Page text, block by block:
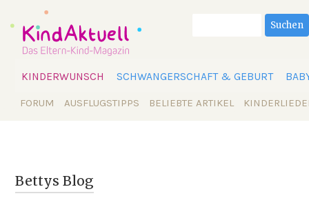
überspringen
KINDERWUNSCH SCHWANGERSCHAFT & GEBURT
Navigation
FORUM AUSFLUGSTIPPS BELIEBTE ARTIKEL
Suchen
Bettys Blog